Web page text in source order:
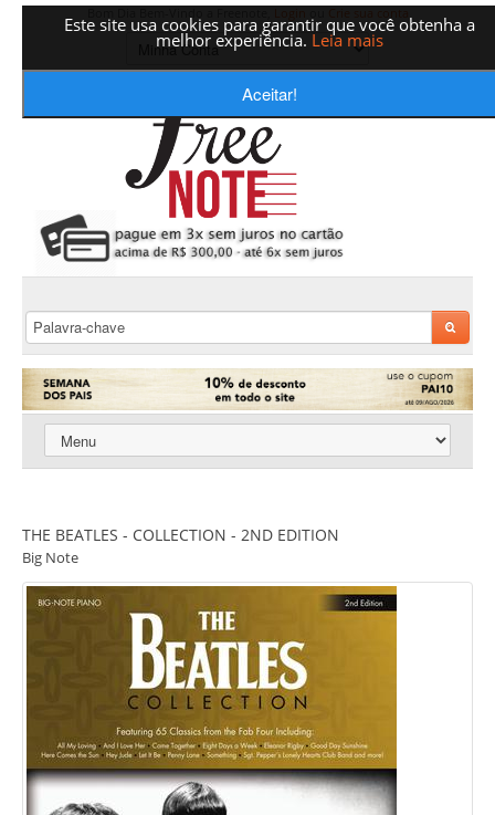
Este site usa cookies para garantir que você obtenha a
melhor experiência. Leia mais
Aceitar!
THE BEATLES - COLLECTION - 2ND EDITION
Big Note